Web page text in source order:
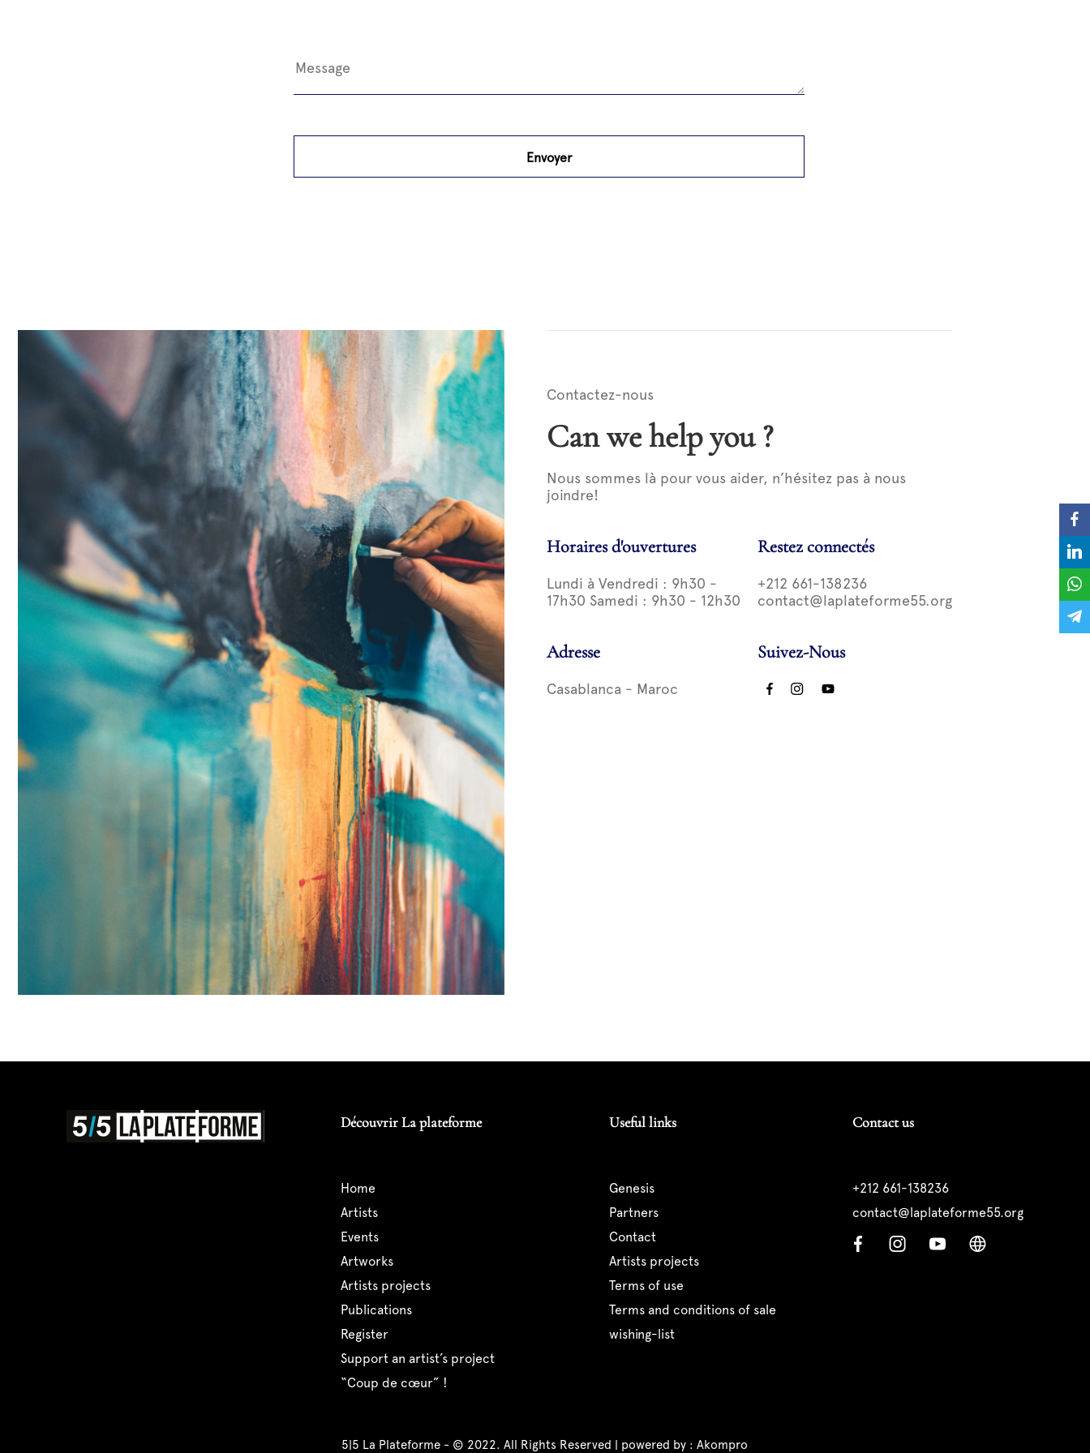
Contactez-nous
Can we help you ?
Nous sommes là pour vous aider, n’hésitez pas à nous
joindre!
Horaires d'ouvertures
Lundi à Vendredi : 9h30 -
17h30 Samedi : 9h30 - 12h30
Adresse
Casablanca - Maroc
Restez connectés
+212 661-138236
contact@laplateforme55.org
Suivez-Nous
Découvrir La plateforme
home
artists
events
artworks
artists projects
publications
register
support an artist’s project
“coup de cœur” !
Useful links
genesis
partners
contact
artists projects
terms of use
terms and conditions of sale
wishing-list
Contact us
+212 661-138236
contact@laplateforme55.org
5|5 La Plateforme - © 2022. All Rights Reserved | powered by :Akompro